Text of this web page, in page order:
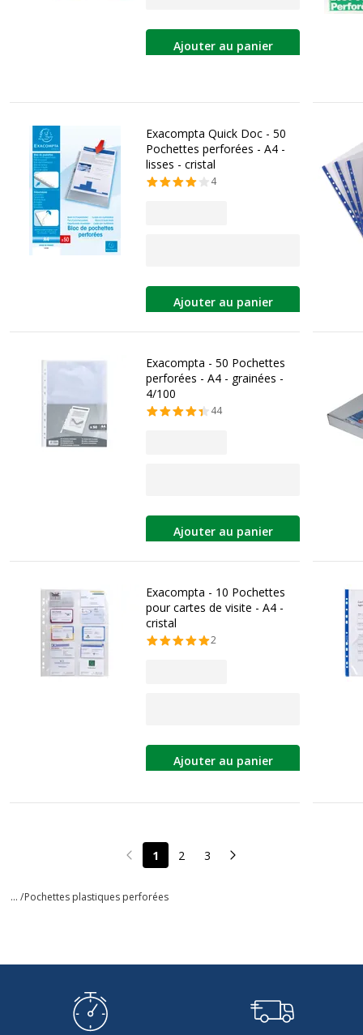
Ajouter au panier
Exacompta Quick Doc - 50
Pochettes perforées - A4 -
lisses - cristal
4
Ajouter au panier
Exacompta - 50 Pochettes
perforées - A4 - grainées -
4/100
44
Ajouter au panier
Exacompta - 10 Pochettes
pour cartes de visite - A4 -
cristal
2
Ajouter au panier
Page précédente
1 2 3 Page suivante
... /Pochettes plastiques perforées